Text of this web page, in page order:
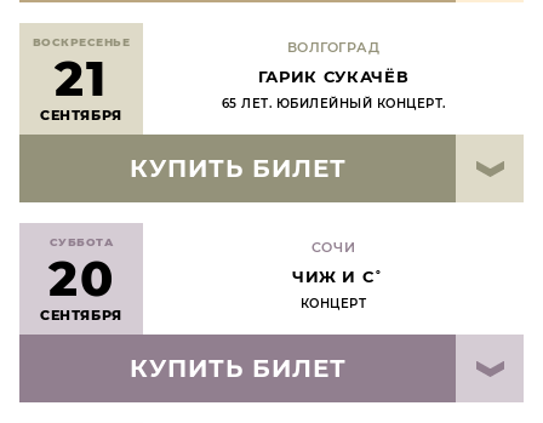
ВОСКРЕСЕНЬЕ
21
СЕНТЯБРЯ
ВОЛГОГРАД
ГАРИК СУКАЧЁВ
65 ЛЕТ. ЮБИЛЕЙНЫЙ КОНЦЕРТ.
КУПИТЬ БИЛЕТ
СУББОТА
20
СЕНТЯБРЯ
СОЧИ
ЧИЖ И С˚
КОНЦЕРТ
КУПИТЬ БИЛЕТ